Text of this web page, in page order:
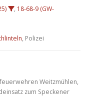
, 18-68-9 (GW-
, Polizei
Weitzmühlen,
zum Speckener